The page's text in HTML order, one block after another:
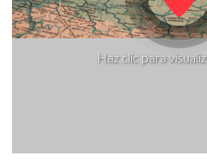
Haz clic para